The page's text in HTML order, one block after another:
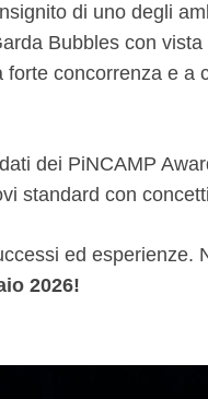
di uno degli
Bubbles con
concorrenza e a
dei PiNCAMP
standard con
ed esperienze.
2026!